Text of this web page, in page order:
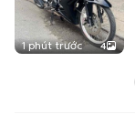
1 phút trước 4